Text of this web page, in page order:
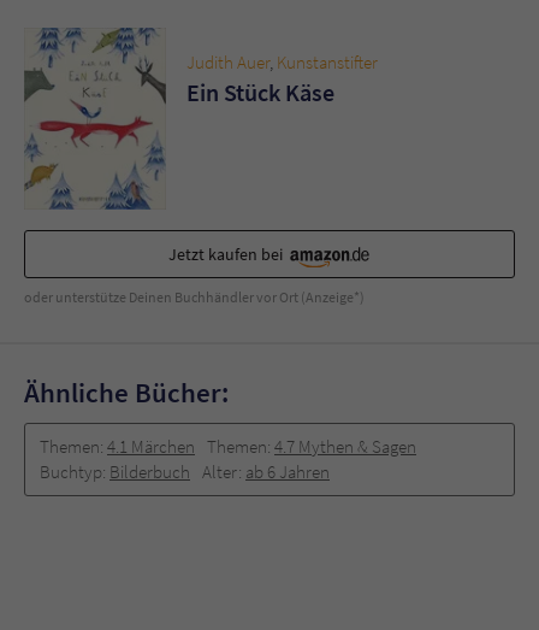
Judith Auer, Kunstanstifter
Ein Stück Käse
Jetzt kaufen bei
oder unterstütze Deinen Buchhändler vor Ort (Anzeige*)
Ähnliche Bücher:
Themen: 4.1 Märchen Themen: 4.7 Mythen & Sagen
Buchtyp: Bilderbuch Alter: ab 6 Jahren